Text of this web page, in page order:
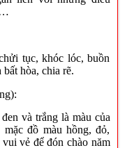
tục, khóc lóc, buồn
hòa, chia rẽ.
và trắng là màu của
đồ màu hồng, đỏ,
vẻ để đón chào năm